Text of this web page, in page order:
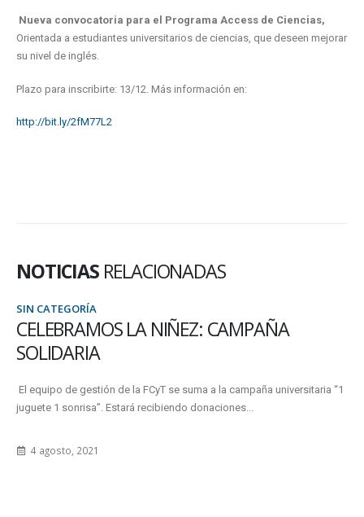
Nueva convocatoria para el Programa Access de Ciencias,
Orientada a estudiantes universitarios de ciencias, que deseen mejorar
su nivel de inglés.
Plazo para inscribirte: 13/12. Más información en:
http://bit.ly/2fM77L2
NOTICIAS RELACIONADAS
SIN CATEGORÍA
CELEBRAMOS LA NIÑEZ: CAMPAÑA
SOLIDARIA
El equipo de gestión de la FCyT se suma a la campaña universitaria “1
juguete 1 sonrisa”. Estará recibiendo donaciones...
4 agosto, 2021